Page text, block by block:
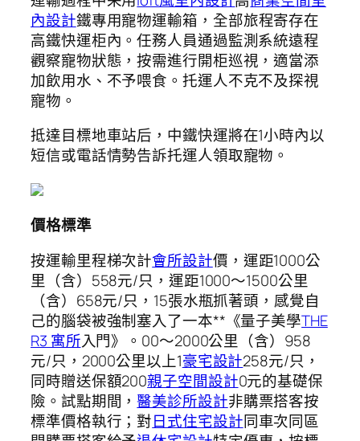
內設計鐵專用寵物運輸箱，全部旅程寄存在
高鐵快運柜內。任務人員通過監測系統遠程
觀察寵物狀態，按需進行開柜巡視，適當添
加飲用水、不予喂食。托運人不克不及探視
寵物。
抵達目標地車站后，中鐵快運將在1小時內以
短信或電話情勢告訴托運人領取寵物。
價格標準
按運輸里程梯次計會所設計價，運距1000公
里（含）558元/只，運距1000～1500公里
（含）658元/只，15張水瓶抓著頭，感覺自
己的腦袋被強制塞入了一本**《量子美學THE
R3 寓所入門》。00～2000公里（含）958
元/只，2000公里以上1豪宅設計258元/只，
同時贈送保額200親子空間設計0元的基礎保
險。試點期間，醫美診所設計非購票搭客按
標準價格執行；對日式住宅設計同車次同區